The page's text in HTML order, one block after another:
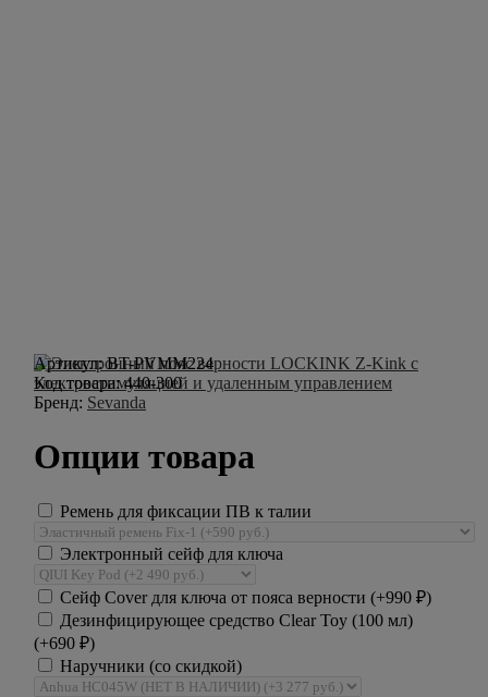
Артикул:BT-PVMM224
Код товара:440-300
Бренд: Sevanda
Опции товара
Ремень для фиксации ПВ к талии
Электронный сейф для ключа
Сейф Cover для ключа от пояса верности (+990 ₽)
Дезинфицирующее средство Clear Toy (100 мл)
(+690 ₽)
Наручники (со скидкой)